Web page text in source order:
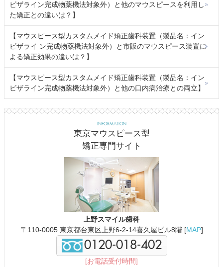
ビザライン完成物薬機法対象外）と他のマウスピースを利用し
た矯正との違いは？】
【マウスピース型カスタムメイド矯正歯科装置（製品名：イン
ビザライ ン完成物薬機法対象外）と市販のマウスピース装置に
よる矯正効果の違いは？】
【マウスピース型カスタムメイド矯正歯科装置（製品名：イン
ビザライン完成物薬機法対象外）と他の口内病治療との両立】
INFORMATION
東京マウスピース型
矯正専門サイト
上野スマイル歯科
〒110-0005 東京都台東区上野6-2-14喜久屋ビル8階 [MAP]
0120-018-402
[お電話受付時間]